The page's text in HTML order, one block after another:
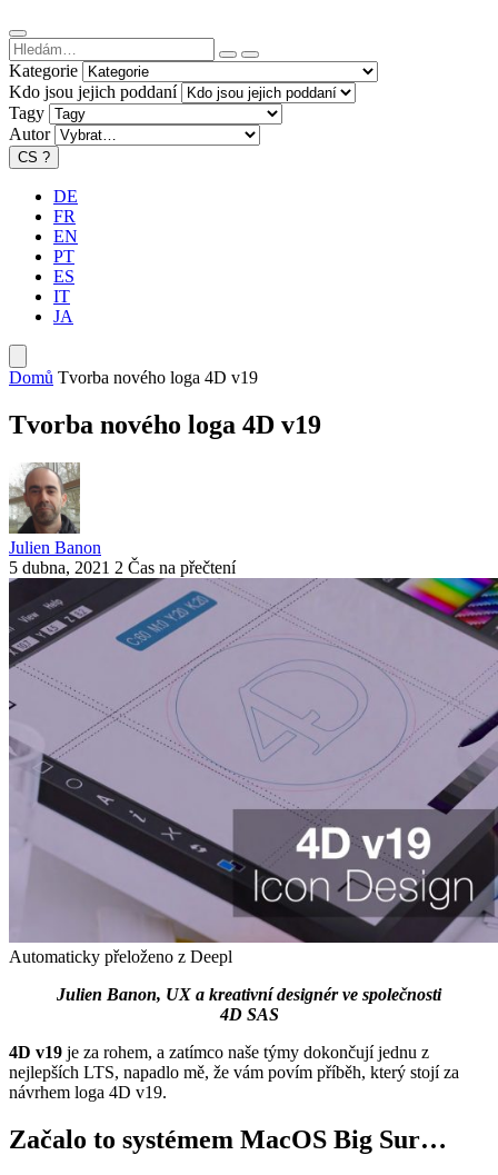
Kategorie
Kdo jsou jejich poddaní
Tagy
Autor
CS ?
DE
FR
EN
PT
ES
IT
JA
Domů Tvorba nového loga 4D v19
Tvorba nového loga 4D v19
Julien Banon
5 dubna, 2021 2 Čas na přečtení
Automaticky přeloženo z Deepl
Julien Banon, UX a kreativní designér ve společnosti
4D SAS
4D v19 je za rohem, a zatímco naše týmy dokončují jednu z
nejlepších LTS, napadlo mě, že vám povím příběh, který stojí za
návrhem loga 4D v19.
Začalo to systémem MacOS Big Sur…